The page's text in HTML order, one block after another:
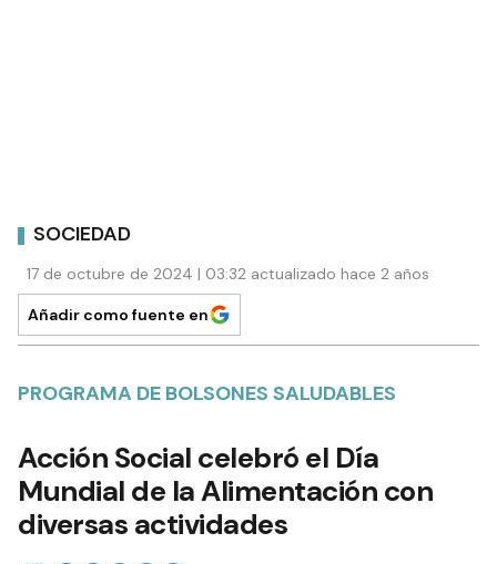
SOCIEDAD
17 de octubre de 2024 | 03:32 actualizado hace 2 años
Añadir como fuente en
PROGRAMA DE BOLSONES SALUDABLES
Acción Social celebró el Día
Mundial de la Alimentación con
diversas actividades